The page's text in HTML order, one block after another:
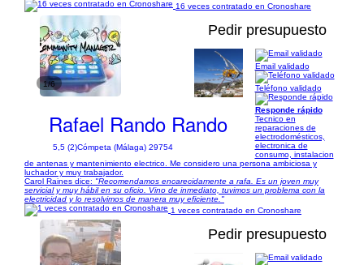
16 veces contratado en Cronoshare
1/6
Pedir presupuesto
Rafael Rando Rando
5,5 (2)Cómpeta (Málaga) 29754
Email validado
Teléfono validado
Responde rápido
Tecnico en
reparaciones de
electrodomésticos,
electronica de
consumo, instalacion
de antenas y mantenimiento electrico. Me considero una persona ambiciosa y
luchador y muy trabajador.
Carol Raines dice: "Recomendamos encarecidamente a rafa. Es un joven muy
servicial y muy hábil en su oficio. Vino de inmediato, tuvimos un problema con la
electricidad y lo resolvimos de manera muy eficiente."
1 veces contratado en Cronoshare
Pedir presupuesto